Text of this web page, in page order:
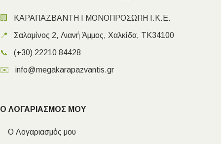
🏢 ΚΑΡΑΠΑΖΒΑΝΤΗ Ι ΜΟΝΟΠΡΟΣΩΠΗ Ι.Κ.Ε.
📍 Σαλαμίνος 2, Λιανή Άμμος, Χαλκίδα, ΤΚ34100
📞 (+30) 22210 84428
✉️ info@megakarapazvantis.gr
Ο ΛΟΓΑΡΙΑΣΜΟΣ ΜΟΥ
Ο Λογαριασμός μου